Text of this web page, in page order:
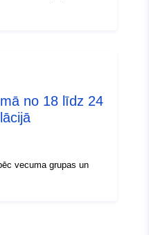
no 18 līdz 24
vecuma grupas un